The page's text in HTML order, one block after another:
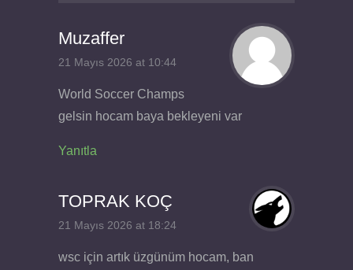
Muzaffer
21 Mayıs 2026 at 10:44
World Soccer Champs
gelsin hocam baya bekleyeni var
Yanıtla
TOPRAK KOÇ
21 Mayıs 2026 at 18:24
wsc için artık üzgünüm hocam, ban